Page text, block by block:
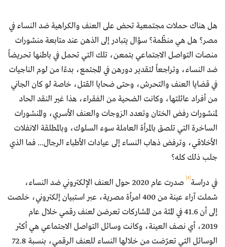
هل هناك حملات مجتمعية تحض على العنف والكراهية ضد النساء في
مصر؟ هل هي منظّمة؟ سؤال يتبادر إلى الذهن عند متابعة منشورات
منصات التواصل الاجتماعي بتمعن، تلك التي تحمل في باطنها تحريضاً
ضد النساء، وتراجعاً لتقدير دورهن في المجتمع، بدءًا من لوم الناجيات
في قضايا العنف والتحرش، وحتى ضحايا القتل، خاصة لو كان الجاني
من أفراد عائلتها، وكانت الضحية من الفقراء، هذا غير النقد الحاد
لمنشورات رفض الختان وتعدد الزوجات والعنف الأسري، والمنشورات
الساخرة التي تلصق بالمرأة العاملة سوء السلوك، وبالمطلقة الانفلات
الأخلاقي، وترفض ذهاب النساء إلى عيادات الأطباء الرجال... فما الذي
جلب ذلك كله؟
في دراسة[1]
صدرت عام 2020 حول العنف الإلكتروني ضد النساء،
شملت آراء عينة من 400 امرأة مصرية، عبر استبيان إلكتروني، خلصت
إلى أن 41.6 في المئة من المشاركات تعرضن لعنف رقمي خلال عام
2019، أي نصف العينة، وكانت وسائل التواصل الاجتماعي هي أكثر
الوسائل التي تعرّضت من خلالها النساء للعنف الرقمي، بنسبة 72.8